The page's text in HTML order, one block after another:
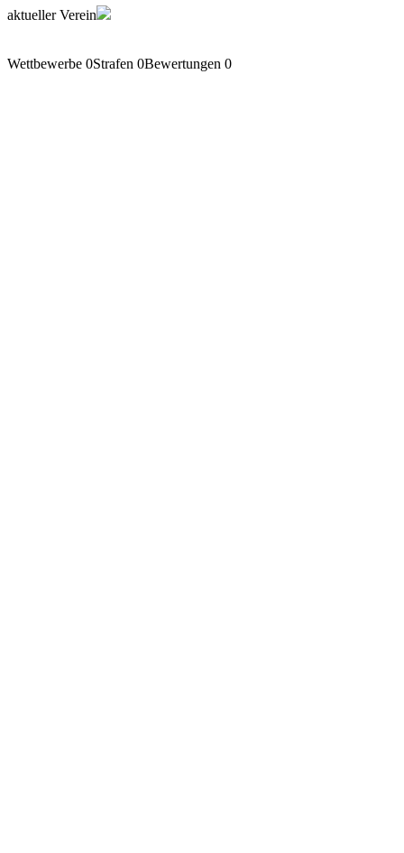
aktueller Verein
Wettbewerbe 0Strafen 0Bewertungen 0